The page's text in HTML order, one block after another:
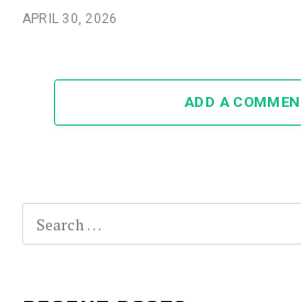
APRIL 30, 2026
ADD A